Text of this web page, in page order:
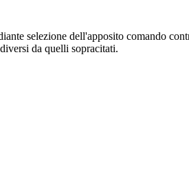
selezione dell'apposito comando
da quelli sopracitati.